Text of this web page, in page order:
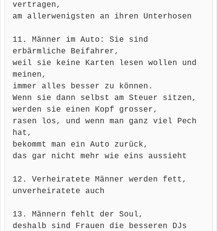
vertragen,
am allerwenigsten an ihren Unterhosen
11. Männer im Auto: Sie sind
erbärmliche Beifahrer,
weil sie keine Karten lesen wollen und
meinen,
immer alles besser zu können.
Wenn sie dann selbst am Steuer sitzen,
werden sie einen Kopf grosser,
rasen los, und wenn man ganz viel Pech
hat,
bekommt man ein Auto zurück,
das gar nicht mehr wie eins aussieht
12. Verheiratete Männer werden fett,
unverheiratete auch
13. Männern fehlt der Soul,
deshalb sind Frauen die besseren DJs